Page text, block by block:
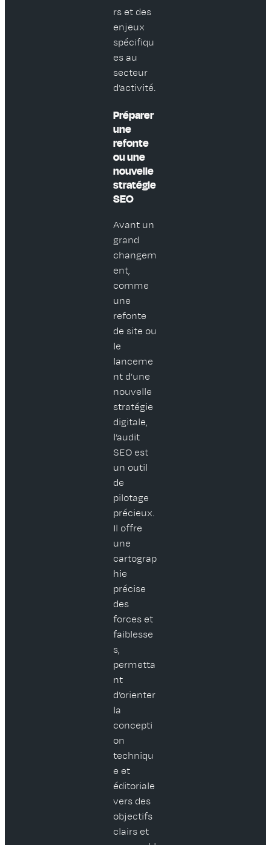
rs et des
enjeux
spécifiqu
es au
secteur
d’activité.
Préparer
une
refonte
ou une
nouvelle
stratégie
SEO
Avant un
grand
changem
ent,
comme
une
refonte
de site ou
le
lanceme
nt d’une
nouvelle
stratégie
digitale,
l’audit
SEO est
un outil
de
pilotage
précieux.
Il offre
une
cartograp
hie
précise
des
forces et
faiblesse
s,
permetta
nt
d’orienter
la
concepti
on
techniqu
e et
éditoriale
vers des
objectifs
clairs et